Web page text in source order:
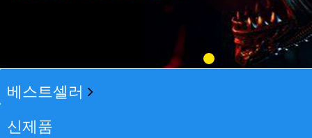
베스트셀러
신제품